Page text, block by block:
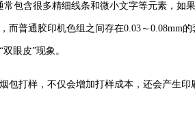
常包含很多精细线条和微小文字等元素，如
而普通胶印机色组之间存在0.03～0.08mm
眼皮”现象。
包打样，不仅会增加打样成本，还会产生印